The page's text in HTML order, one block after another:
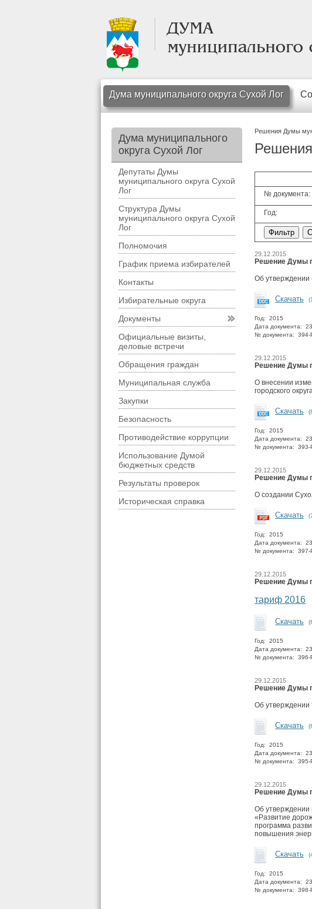
Дума муниципального округа Сухой Лог
Решения Думы
№ документа:
Год:
29.12.2015
Решение Думы
Об утверждении
Скачать
Год: 2015
Дата документа:
№ документа: 394-
29.12.2015
Решение Думы
О внесении
городского
Скачать
Год: 2015
Дата документа:
№ документа: 393-
29.12.2015
Решение Думы
О создании
Скачать
Год: 2015
Дата документа:
№ документа: 397-
29.12.2015
Решение Думы
тариф 2016
Скачать
Год: 2015
Дата документа:
№ документа: 396-
29.12.2015
Решение Думы
Об утверждении
Скачать
Год: 2015
Дата документа:
№ документа: 395-
29.12.2015
Решение Думы
Об утверждении
«Развитие
программа
повышения
Скачать
Год: 2015
Дата документа:
№ документа: 398-
Дума муниципального
округа Сухой Лог
Депутаты Думы
муниципального округа Сухой
Лог
Структура Думы
муниципального округа Сухой
Лог
Полномочия
График приема избирателей
Контакты
Избирательные округа
Документы
Официальные визиты,
деловые встречи
Обращения граждан
Муниципальная служба
Закупки
Безопасность
Противодействие коррупции
Использование Думой
бюджетных средств
Результаты проверок
Историческая справка